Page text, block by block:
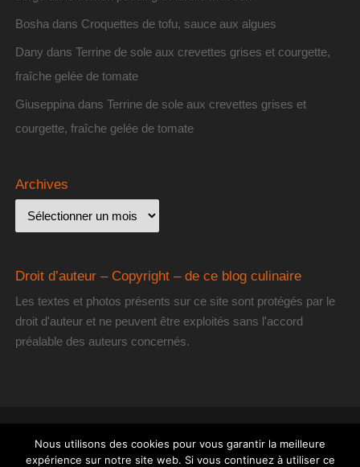
Bosha dans Croquettes de tofu, sauce aux algues
Dany dans Terrine de sole aux crevettes grises et courgette,
fraîche gelée de tomate
Giuseppina dans Terrine de sole aux crevettes grises et
courgette, fraîche gelée de tomate
Archives
Droit d’auteur – Copyright – de ce blog culinaire
Les textes et photos présents sur ce site sont protégés par le
droit d'auteur et ne peuvent être exploités sans l'accord
préalable des auteurs concernés.
[les] Gourmantissimes| Fièrement propulsé parMantra & WordPress.
Nous utilisons des cookies pour vous garantir la meilleure
expérience sur notre site web. Si vous continuez à utiliser ce